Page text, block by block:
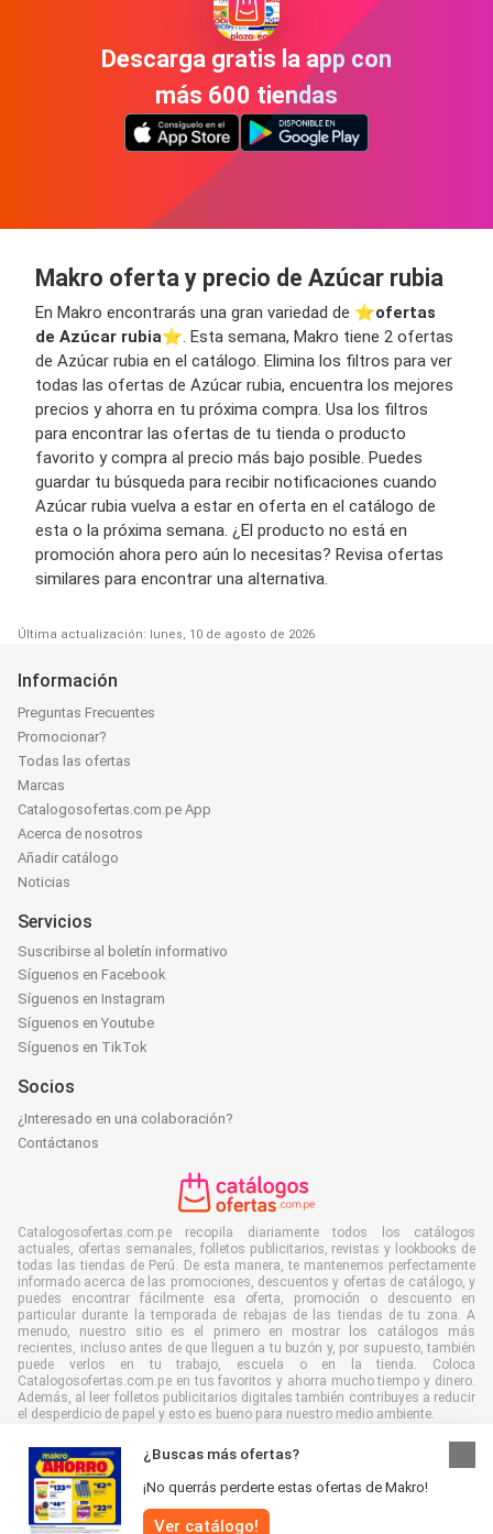
Descarga gratis la app con
más 600 tiendas
Makro oferta y precio de Azúcar rubia
En Makro encontrarás una gran variedad de ⭐️ofertas
de Azúcar rubia⭐️. Esta semana, Makro tiene 2 ofertas
de Azúcar rubia en el catálogo. Elimina los filtros para ver
todas las ofertas de Azúcar rubia, encuentra los mejores
precios y ahorra en tu próxima compra. Usa los filtros
para encontrar las ofertas de tu tienda o producto
favorito y compra al precio más bajo posible. Puedes
guardar tu búsqueda para recibir notificaciones cuando
Azúcar rubia vuelva a estar en oferta en el catálogo de
esta o la próxima semana. ¿El producto no está en
promoción ahora pero aún lo necesitas? Revisa ofertas
similares para encontrar una alternativa.
Última actualización: lunes, 10 de agosto de 2026
¿Buscas más ofertas?
¡No querrás perderte estas ofertas de Makro!
Ver catálogo!
Información
Preguntas Frecuentes
Promocionar?
Todas las ofertas
Marcas
Catalogosofertas.com.pe App
Acerca de nosotros
Añadir catálogo
Noticias
Servicios
Suscribirse al boletín informativo
Síguenos en Facebook
Síguenos en Instagram
Síguenos en Youtube
Síguenos en TikTok
Socios
¿Interesado en una colaboración?
Contáctanos
Catalogosofertas.com.pe recopila diariamente todos los catálogos
actuales, ofertas semanales, folletos publicitarios, revistas y lookbooks de
todas las tiendas de Perú. De esta manera, te mantenemos perfectamente
informado acerca de las promociones, descuentos y ofertas de catálogo, y
puedes encontrar fácilmente esa oferta, promoción o descuento en
particular durante la temporada de rebajas de las tiendas de tu zona. A
menudo, nuestro sitio es el primero en mostrar los catálogos más
recientes, incluso antes de que lleguen a tu buzón y, por supuesto, también
puede verlos en tu trabajo, escuela o en la tienda. Coloca
Catalogosofertas.com.pe en tus favoritos y ahorra mucho tiempo y dinero.
Además, al leer folletos publicitarios digitales también contribuyes a reducir
el desperdicio de papel y esto es bueno para nuestro medio ambiente.
Todos los derechos reservados © Catalogosofertas.com.pe 2026 |